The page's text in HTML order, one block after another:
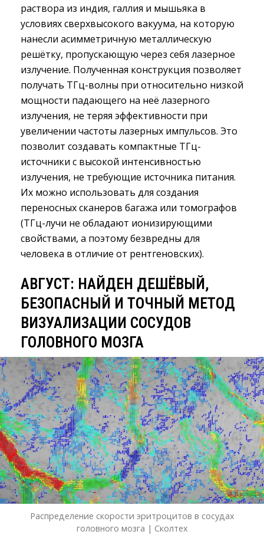
раствора из индия, галлия и мышьяка в
условиях сверхвысокого вакуума, на которую
нанесли асимметричную металлическую
решётку, пропускающую через себя лазерное
излучение. Полученная конструкция позволяет
получать ТГц-волны при относительно низкой
мощности падающего на неё лазерного
излучения, не теряя эффективности при
увеличении частоты лазерных импульсов. Это
позволит создавать компактные ТГц-
источники с высокой интенсивностью
излучения, не требующие источника питания.
Их можно использовать для создания
переносных сканеров багажа или томографов
(ТГц-лучи не обладают ионизирующими
свойствами, а поэтому безвредны для
человека в отличие от рентгеновских).
АВГУСТ: НАЙДЕН ДЕШЁВЫЙ,
БЕЗОПАСНЫЙ И ТОЧНЫЙ МЕТОД
ВИЗУАЛИЗАЦИИ СОСУДОВ
ГОЛОВНОГО МОЗГА
Распределение скорости эритроцитов в сосудах
головного мозга | Сколтех